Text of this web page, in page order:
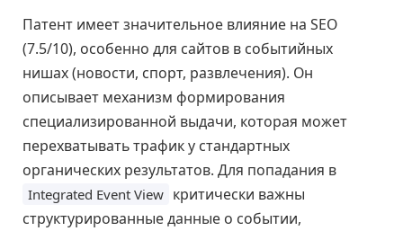
Патент имеет значительное влияние на SEO
(7.5/10), особенно для сайтов в событийных
нишах (новости, спорт, развлечения). Он
описывает механизм формирования
специализированной выдачи, которая может
перехватывать трафик у стандартных
органических результатов. Для попадания в
Integrated Event View критически важны
структурированные данные о событии,